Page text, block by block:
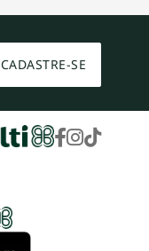
CADASTRE-SE